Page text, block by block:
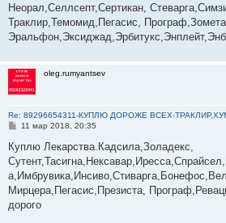
и
е
Неорал,Селлсепт,Сертикан,
Траклир,Темомид,Пегасис,
oleg.rumyantsev
Re: 89296654311-КУПЛЮ ДОРОЖЕ ВСЕХ-
С
о
б
щ
е
и
е
11 мар 2018, 20:35
Куплю Лекарства.Кадсила,Золадекс,
Мирцера,Пегасис,Презиста,
дорого